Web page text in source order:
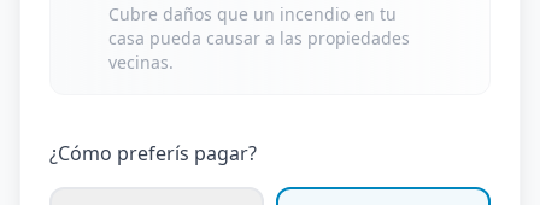
Cubre daños que un incendio en tu
casa pueda causar a las propiedades
vecinas.
¿Cómo preferís pagar?